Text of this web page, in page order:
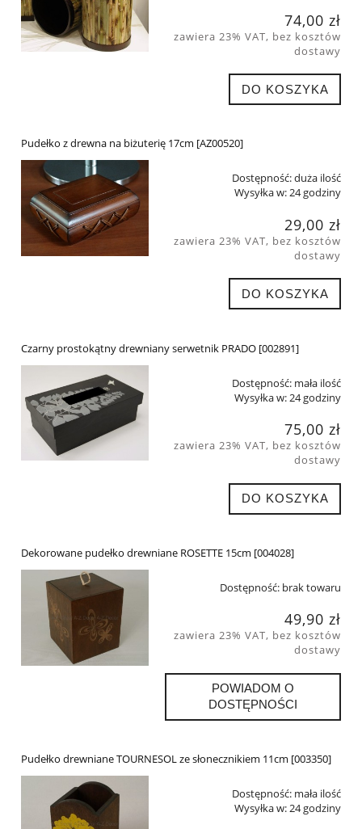
74,00 zł
zawiera 23% VAT, bez kosztów
dostawy
DO KOSZYKA
Pudełko z drewna na biżuterię 17cm [AZ00520]
Dostępność:duża ilość
Wysyłka w:24 godziny
29,00 zł
zawiera 23% VAT, bez kosztów
dostawy
DO KOSZYKA
Czarny prostokątny drewniany serwetnik PRADO [002891]
Dostępność: mała ilość
Wysyłka w:24 godziny
75,00 zł
zawiera 23% VAT, bez kosztów
dostawy
DO KOSZYKA
Dekorowane pudełko drewniane ROSETTE 15cm [004028]
Dostępność: brak towaru
49,90 zł
zawiera 23% VAT, bez kosztów
dostawy
POWIADOM O
DOSTĘPNOŚCI
Pudełko drewniane TOURNESOL ze słonecznikiem 11cm [003350]
Dostępność: mała ilość
Wysyłka w:24 godziny